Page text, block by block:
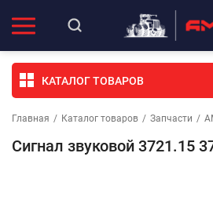
КАТАЛОГ ТОВАРОВ
Главная / Каталог товаров / Запчасти /
Сигнал звуковой 3721.15